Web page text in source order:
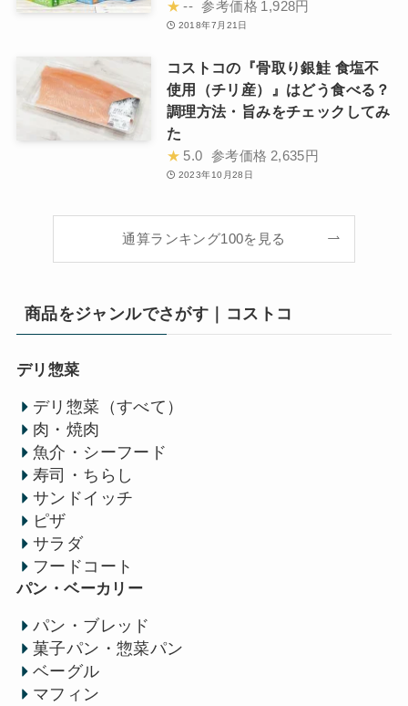
★ -- 参考価格 1,928円
2018年7月21日
コストコの『骨取り銀鮭 食塩不
使用（チリ産）』はどう食べる？
調理方法・旨みをチェックしてみ
た
★ 5.0 参考価格 2,635円
2023年10月28日
通算ランキング100を見る
商品をジャンルでさがす｜コストコ
デリ惣菜
デリ惣菜（すべて）
肉・焼肉
魚介・シーフード
寿司・ちらし
サンドイッチ
ピザ
サラダ
フードコート
パン・ベーカリー
パン・ブレッド
菓子パン・惣菜パン
ベーグル
マフィン